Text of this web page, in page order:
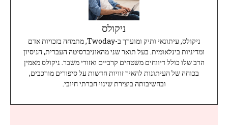
ניקולס
ניקולס, עיתונאי ותיק ומוערך ב-Twoday, מתמחה בזכויות אדם
ומדיניות בינלאומית. בעל תואר שני מהאוניברסיטה העברית, הניסיון
הרב שלו כולל דיווחים משטחים קרביים ואזורי משבר. ניקולס מאמין
בכוחה של העיתונות להאיר זוויות חדשות על סיפורים מורכבים,
ובחשיבותה ביצירת שינוי חברתי חיובי.